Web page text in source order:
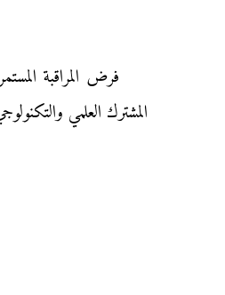
المشترك العلمي